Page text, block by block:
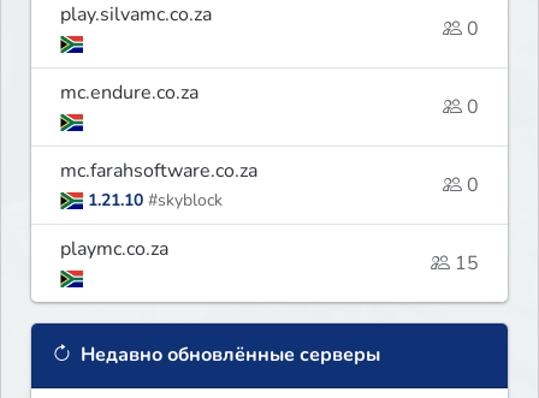
play.silvamc.co.za
0
mc.endure.co.za
0
mc.farahsoftware.co.za
1.21.10 #skyblock
0
playmc.co.za
15
Недавно обновлённые серверы